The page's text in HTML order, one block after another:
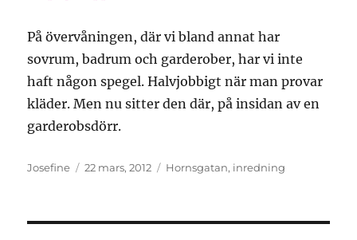
På övervåningen, där vi bland annat har
sovrum, badrum och garderober, har vi inte
haft någon spegel. Halvjobbigt när man provar
kläder. Men nu sitter den där, på insidan av en
garderobsdörr.
Författare
Josefine
Publicerat
22 mars, 2012 Kategorier
Hornsgatan, inredning